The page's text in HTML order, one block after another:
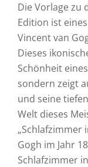
Die Vorlage zu
Edition ist
Vincent van
Dieses
Schönheit
sondern zeigt
und seine
Welt dieses
„Schlafzimmer
Gogh im Jahr
Schlafzimmer